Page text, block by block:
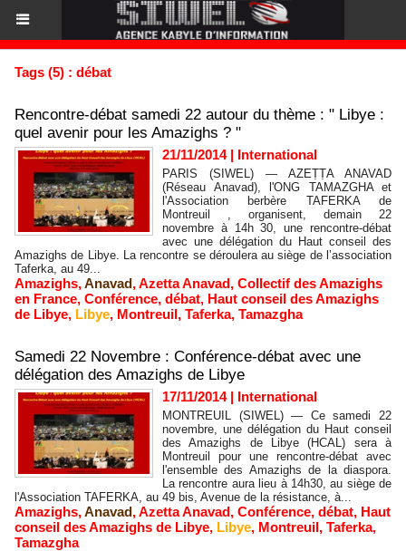
Tags (5) : débat
Rencontre-débat samedi 22 autour du thème : " Libye :
quel avenir pour les Amazighs ? "
21/11/2014| International
PARIS (SIWEL) — AZEṬṬA ANAVAD
(Réseau Anavad), l'ONG TAMAZGHA et
l'Association berbère TAFERKA de
Montreuil , organisent, demain 22
novembre à 14h 30, une rencontre-débat
avec une délégation du Haut conseil des
Amazighs de Libye. La rencontre se déroulera au siège de l’association
Taferka, au 49...
Amazighs,Anavad,Azetta Anavad, Collectif des Amazighs
en France, Conférence, débat, Haut conseil des Amazighs
de Libye, Libye, Montreuil, Taferka, Tamazgha
Samedi 22 Novembre : Conférence-débat avec une
délégation des Amazighs de Libye
17/11/2014| International
MONTREUIL (SIWEL) — Ce samedi 22
novembre, une délégation du Haut conseil
des Amazighs de Libye (HCAL) sera à
Montreuil pour une rencontre-débat avec
l'ensemble des Amazighs de la diaspora.
La rencontre aura lieu à 14h30, au siège de
l'Association TAFERKA, au 49 bis, Avenue de la résistance, à...
Amazighs,Anavad,Azetta Anavad, Conférence, débat, Haut
conseil des Amazighs de Libye, Libye, Montreuil, Taferka,
Tamazgha